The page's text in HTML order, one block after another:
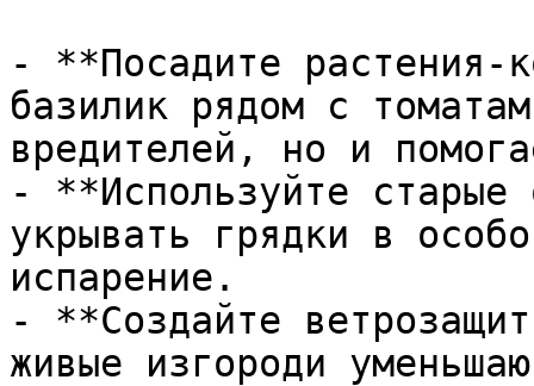
- **Посадите растения-
базилик рядом с
вредителей, но и
- **Используйте
укрывать грядки в
испарение.
- **Создайте
живые изгороди